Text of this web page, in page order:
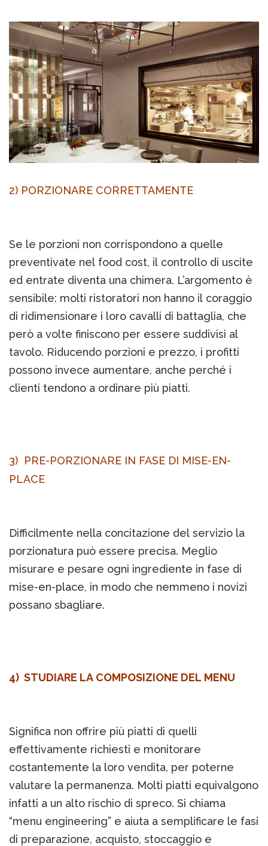
2) PORZIONARE CORRETTAMENTE
Se le porzioni non corrispondono a quelle
preventivate nel food cost, il controllo di uscite
ed entrate diventa una chimera. L’argomento è
sensibile: molti ristoratori non hanno il coraggio
di ridimensionare i loro cavalli di battaglia, che
però a volte finiscono per essere suddivisi al
tavolo. Riducendo porzioni e prezzo, i profitti
possono invece aumentare, anche perché i
clienti tendono a ordinare più piatti.
3) PRE-PORZIONARE IN FASE DI MISE-EN-
PLACE
Difficilmente nella concitazione del servizio la
porzionatura può essere precisa. Meglio
misurare e pesare ogni ingrediente in fase di
mise-en-place, in modo che nemmeno i novizi
possano sbagliare.
4) STUDIARE LA COMPOSIZIONE DEL MENU
Significa non offrire più piatti di quelli
effettivamente richiesti e monitorare
costantemente la loro vendita, per poterne
valutare la permanenza. Molti piatti equivalgono
infatti a un alto rischio di spreco. Si chiama
“menu engineering” e aiuta a semplificare le fasi
di preparazione, acquisto, stoccaggio e